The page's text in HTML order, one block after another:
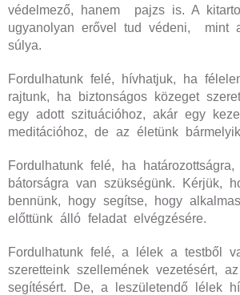
védelmező, hanem pajzs is. A
ugyanolyan erővel tud védeni, mint
súlya.
Fordulhatunk felé, hívhatjuk, ha
rajtunk, ha biztonságos közeget
egy adott szituációhoz, akár egy
meditációhoz, de az életünk
Fordulhatunk felé, ha
bátorságra van szükségünk. Kérjük,
bennünk, hogy segítse, hogy
előttünk álló feladat elvégzésére.
Fordulhatunk felé, a lélek a testből
szeretteink szellemének vezetésért,
segítésért. De, a leszületendő lélek